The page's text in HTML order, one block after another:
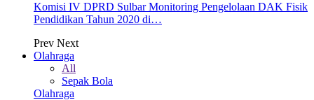
Komisi IV DPRD Sulbar Monitoring Pengelolaan DAK Fisik
Pendidikan Tahun 2020 di…
Prev Next
Olahraga
All
Sepak Bola
Olahraga